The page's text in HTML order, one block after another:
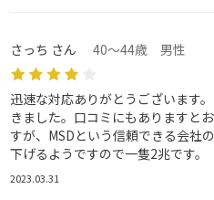
さっち さん 40～44歳 男性
迅速な対応ありがとうございます
きました。口コミにもありますと
すが、MSDという信頼できる会社
下げるようですので一隻2兆です。
2023.03.31